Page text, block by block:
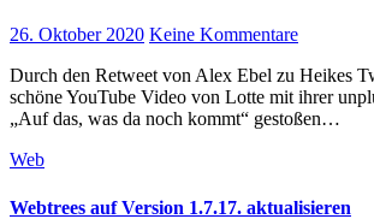
26. Oktober 2020 Keine Kommentare
Durch den Retweet von Alex Ebel zu Heikes Tweet bin ich auf das
schöne YouTube Video von Lotte mit ihrer
„Auf das, was da noch kommt“ gestoßen…
Web
Webtrees auf Version 1.7.17. aktualisieren